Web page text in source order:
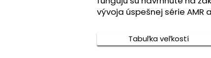
vývoja úspešnej série AMR a
Tabuľka veľkostí
D
CTM AREON - MATNÁ BÉŽOVÁ / LESKLÁ
€3 299,99